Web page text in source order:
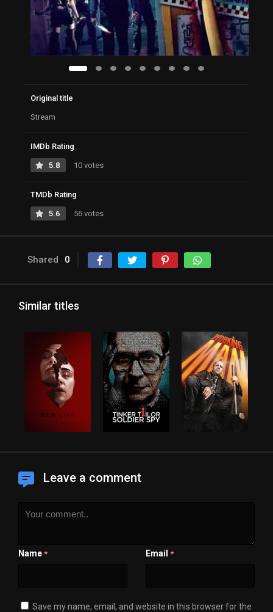
Original title
Stream
IMDb Rating
5.8 10 votes
TMDb Rating
5.6 56 votes
Shared 0
Similar titles
Leave a comment
Name * Email *
Save my name, email, and website in this browser for the